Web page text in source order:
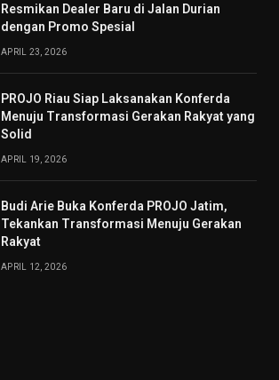
Resmikan Dealer Baru di Jalan Durian
dengan Promo Spesial
APRIL 23, 2026
PROJO Riau Siap Laksanakan Konferda
Menuju Transformasi Gerakan Rakyat yang
Solid
APRIL 19, 2026
Budi Arie Buka Konferda PROJO Jatim,
Tekankan Transformasi Menuju Gerakan
Rakyat
APRIL 12, 2026